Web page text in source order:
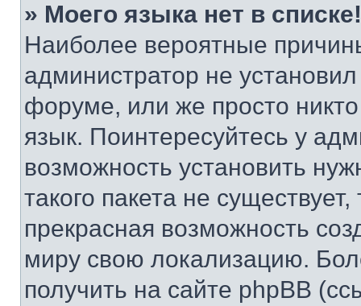
» Моего языка нет в списке!
Наиболее вероятные
администратор не
форуме, или же просто
язык. Поинтересуйтесь у
возможность установить
такого пакета не
прекрасная возможность
миру свою локализацию.
получить на сайте phpBB